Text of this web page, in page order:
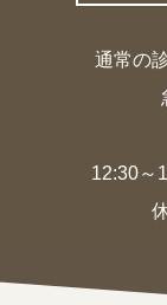
通常の
12:30～